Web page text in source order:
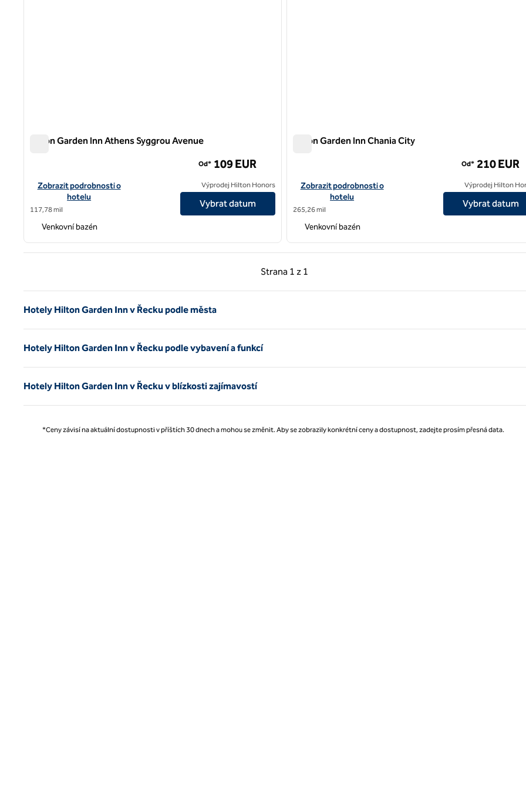
Hilton Garden Inn Athens Syggrou Avenue
Zobrazit podrobnosti o hotelu Hilton Garden Inn Athens Syggrou Avenue
Zobrazit podrobnosti o
hotelu
117,78 mil
Od* 109 EUR
Výprodej Hilton Honors
Vybrat datum
Venkovní bazén
Hilton Garden Inn Chania City
Zobrazit podrobnosti o hotelu Hilton Garden Inn Chania City
Zobrazit podrobnosti o
hotelu
265,26 mil
Od* 210 EUR
Výprodej Hilton
Vybrat datum
Venkovní bazén
Strana 1 z 1
Předchozí strana, 1 z 1
Strana 1 z 1
Hotely Hilton Garden Inn v Řecku podle města
Hotely Hilton Garden Inn v Řecku podle vybavení a funkcí
Hotely Hilton Garden Inn v Řecku v blízkosti zajímavostí
*Ceny závisí na aktuální dostupnosti v příštích 30 dnech a mohou se změnit. Aby se zobrazily konkrétní ceny a dostupnost, zadejte prosím přesná data.